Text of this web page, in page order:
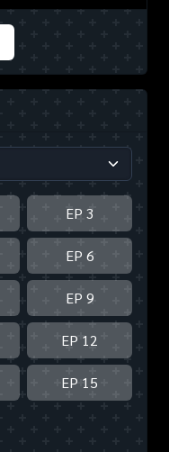
EP 3
EP 6
EP 9
EP 12
EP 15